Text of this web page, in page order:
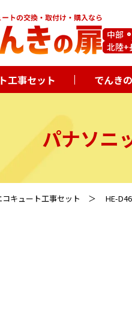
中部
北陸+
工事セット でんき
パナソニ
コキュート工事セット HE-